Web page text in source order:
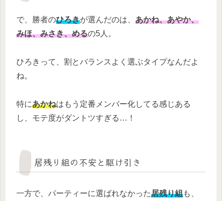
で、勝者のひろきが選んだのは、 あかね、あやか、
みほ、みさき、めるの5人。
ひろきって、割とバランスよく選ぶタイプなんだよ
ね。
特にあかねはもう定番メンバー化してる感じある
し、モテ度がダントツすぎる…！
居残り組の不安と駆け引き
一方で、パーティーに選ばれなかった居残り組も、